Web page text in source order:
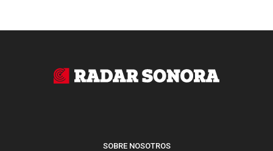
SOBRE NOSOTROS